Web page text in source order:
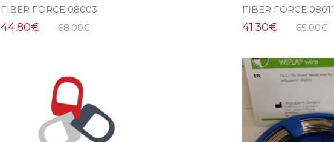
FIBER FORCE 08003
44.80€ 68.00€
FIBER FORCE 08011
41.30€ 65.00€